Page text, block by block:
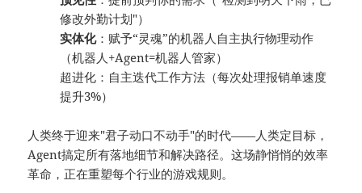
修改外勤计划"）
实体化：赋予“灵魂”的机器人自主执行物理动作
（机器人+Agent=机器人管家）
超进化：自主迭代工作方法（每次处理报销单速度
提升3%）
人类终于迎来"君子动口不动手"的时代——人类定目标，
Agent搞定所有落地细节和解决路径。这场静悄悄的效率
革命，正在重塑每个行业的游戏规则。